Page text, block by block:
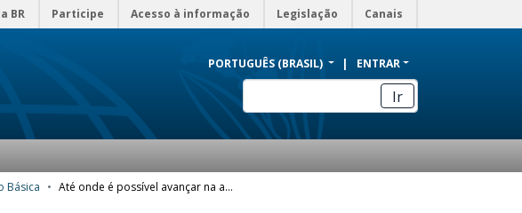
BR Participe Acesso à informação Legislação Canais
PORTUGUÊS (BRASIL) ENTRAR
Ir
Básica Até onde é possível avançar na agenda dos direitos em países da periferia do sistema capitalista global? Um debate sobre o direito à alimentação adequada, soberania e segurança alimentar na Educação Básica